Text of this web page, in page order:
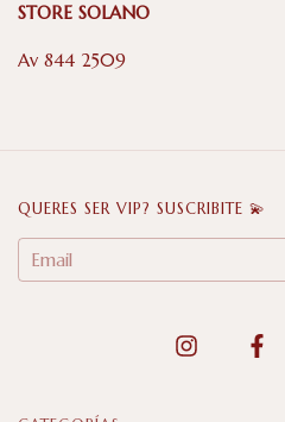
STORE SOLANO
Av 844 2509
QUERES SER VIP? SUSCRIBITE 💫